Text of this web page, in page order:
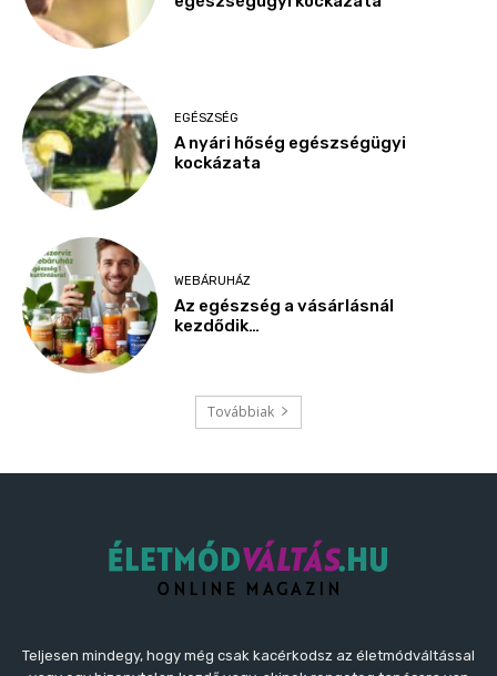
EGÉSZSÉG
A nyári hőség egészségügyi
kockázata
WEBÁRUHÁZ
Az egészség a vásárlásnál
kezdődik…
Továbbiak
Teljesen mindegy, hogy még csak kacérkodsz az életmódváltással